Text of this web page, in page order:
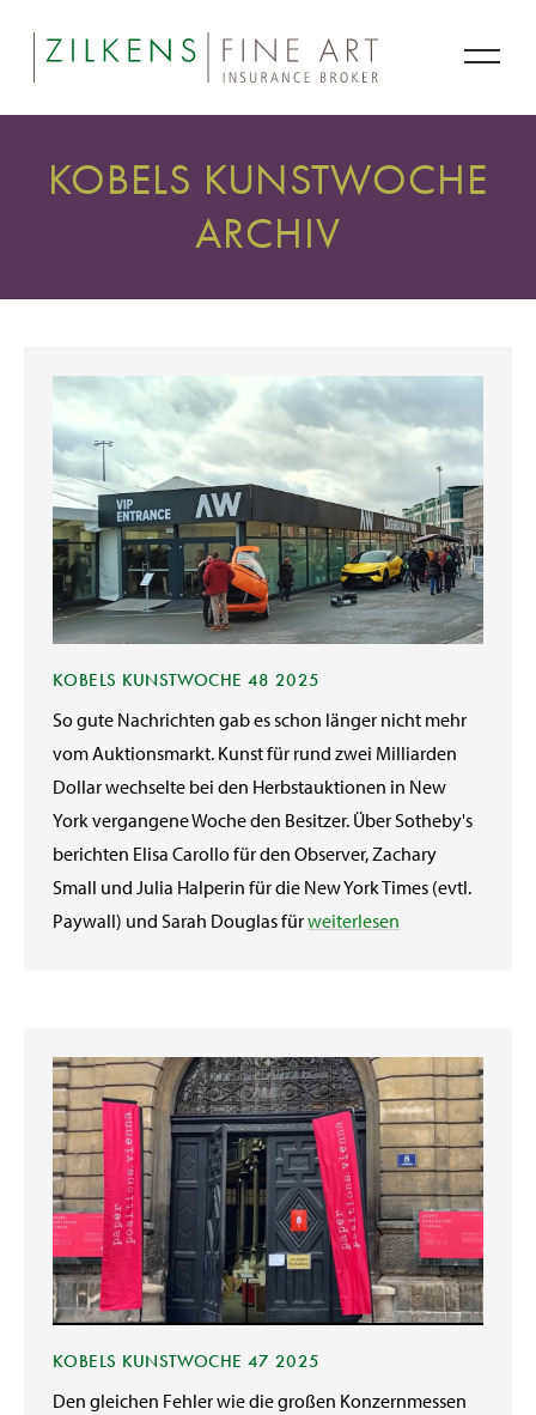
KOBELS KUNSTWOCHE
ARCHIV
KOBELS KUNSTWOCHE 48 2025
So gute Nachrichten gab es schon länger nicht mehr
vom Auktionsmarkt. Kunst für rund zwei Milliarden
Dollar wechselte bei den Herbstauktionen in New
York vergangene Woche den Besitzer. Über Sotheby's
berichten Elisa Carollo für den Observer, Zachary
Small und Julia Halperin für die New York Times (evtl.
Paywall) und Sarah Douglas fürweiterlesen
KOBELS KUNSTWOCHE 47 2025
Den gleichen Fehler wie die großen Konzernmessen